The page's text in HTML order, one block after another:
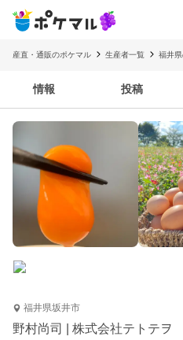
産直・通販のポケマル 生産者一覧 福井
情報 投稿
福井県坂井市
野村尚司 | 株式会社テトテヲ